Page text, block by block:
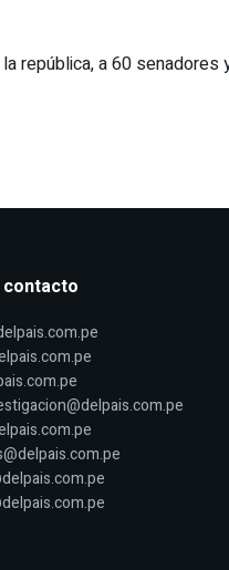
república, a 60